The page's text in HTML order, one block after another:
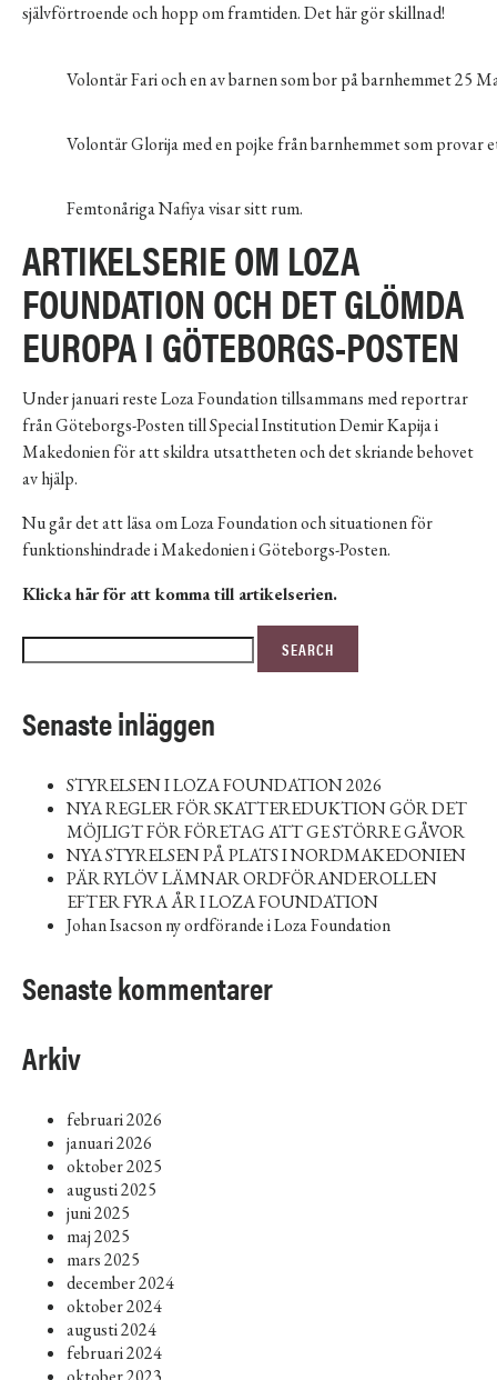
självförtroende och hopp om framtiden. Det här gör skillnad!
Volontär Fari och en av barnen som bor på barnhemmet 25
Volontär Glorija med en pojke från barnhemmet som provar
Femtonåriga Nafiya visar sitt rum.
ARTIKELSERIE OM LOZA
FOUNDATION OCH DET GLÖMDA
EUROPA I GÖTEBORGS-POSTEN
Under januari reste Loza Foundation tillsammans med reportrar
från Göteborgs-Posten till Special Institution Demir Kapija i
Makedonien för att skildra utsattheten och det skriande behovet
av hjälp.
Nu går det att läsa om Loza Foundation och situationen för
funktionshindrade i Makedonien i Göteborgs-Posten.
Klicka här för att komma till artikelserien.
Sök
efter:
SEARCH
Senaste inläggen
STYRELSEN I LOZA FOUNDATION 2026
NYA REGLER FÖR SKATTEREDUKTION GÖR DET
MÖJLIGT FÖR FÖRETAG ATT GE STÖRRE GÅVOR
NYA STYRELSEN PÅ PLATS I NORDMAKEDONIEN
PÄR RYLÖV LÄMNAR ORDFÖRANDEROLLEN
EFTER FYRA ÅR I LOZA FOUNDATION
Johan Isacson ny ordförande i Loza Foundation
Senaste kommentarer
Arkiv
februari 2026
januari 2026
oktober 2025
augusti 2025
juni 2025
maj 2025
mars 2025
december 2024
oktober 2024
augusti 2024
februari 2024